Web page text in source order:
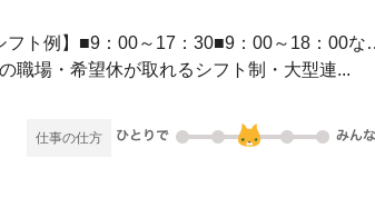
長期 / 09：00～17：
職場・希望休が取れるシフト制・大型連...
仕事の仕方